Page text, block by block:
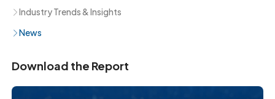
Industry Trends & Insights
News
Download the Report